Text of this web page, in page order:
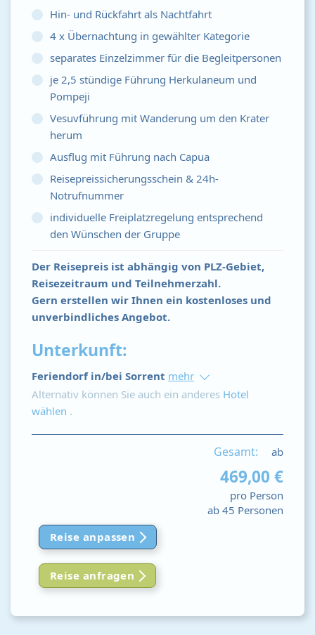
Hin- und Rückfahrt als Nachtfahrt
4 x Übernachtung in gewählter Kategorie
separates Einzelzimmer für die Begleitpersonen
je 2,5 stündige Führung Herkulaneum und
Pompeji
Vesuvführung mit Wanderung um den Krater
herum
Ausflug mit Führung nach Capua
Reisepreissicherungsschein & 24h-
Notrufnummer
individuelle Freiplatzregelung entsprechend
den Wünschen der Gruppe
Der Reisepreis ist abhängig von PLZ-Gebiet,
Reisezeitraum und Teilnehmerzahl.
Gern erstellen wir Ihnen ein kostenloses und
unverbindliches Angebot.
Unterkunft:
Feriendorf in/bei Sorrent mehr
Alternativ können Sie auch ein anderes Hotel
wählen .
Gesamt: ab
469,00 €
pro Person
ab 45 Personen
Reise anpassen
Reise anfragen